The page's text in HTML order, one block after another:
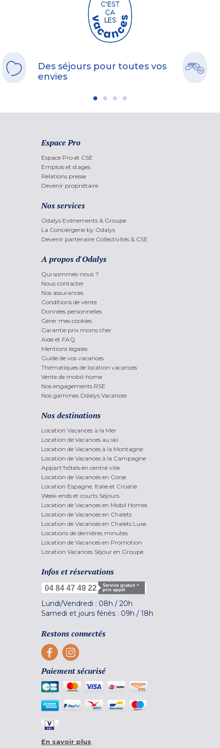
Des séjours pour toutes vos
envies
Espace Pro
Espace Pro et CSE
Emplois et stages
Relations presse
Devenir propriétaire
Nos services
Odalys Evènements & Groupe
La Conciergerie by Odalys
Devenir partenaire Collectivités & CSE
A propos d'Odalys
Qui sommes-nous ?
Nous contacter
Nos assurances
Conditions de vente
Données personnelles
Gérer mes cookies
Garantie prix moins cher
Aide et FAQ
Mentions légales
Guide de vos vacances
Thématiques de location vacances
Vente de mobil-home
Nos engagements RSE
Nos gammes Odalys Vacances
Nos destinations
Location Vacances à la Mer
Location de Vacances au ski
Location de Vacances à la Montagne
Location de Vacances à la Campagne
Appart'hôtels en centre ville
Location de Vacances en Corse
Location Espagne, Italie et Croatie
Week-ends et courts Séjours
Location de Vacances en Mobil Homes
Location de Vacances en Chalets
Location de Vacances en Chalets Luxe
Locations de dernières minutes
Location de Vacances en Promotion
Location Vacances Séjour en Groupe
Infos et réservations
04 84 47 49 22
Service gratuit +
prix appel
Lundi/Vendredi : 08h / 20h
Samedi et jours fériés : 09h / 18h
Restons connectés
Paiement sécurisé
En savoir plus